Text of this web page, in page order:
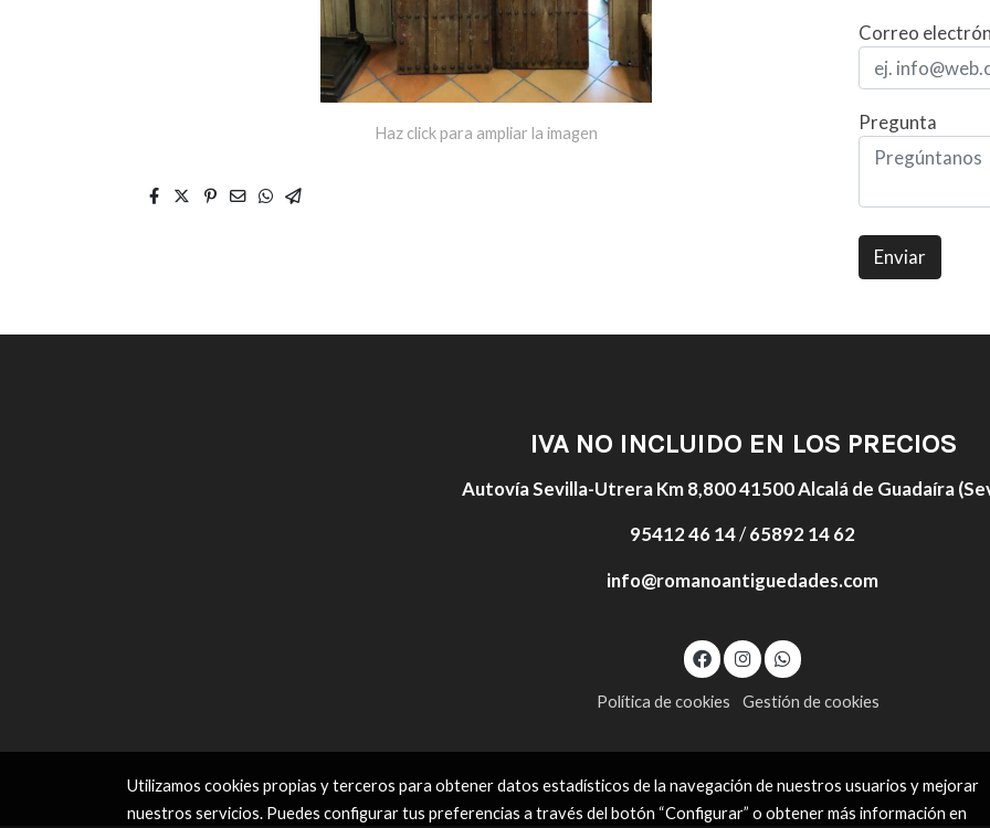
Haz click para ampliar la imagen
Correo
Pregunta
Enviar
IVA NO INCLUIDO EN LOS PRECIOS
Autovía Sevilla-Utrera Km 8,800 41500 Alcalá de Guadaíra
95412 46 14/65892 14 62
info@romanoantiguedades.com
Política de cookies Gestión de cookies
Utilizamos cookies propias y terceros para obtener datos estadísticos de la navegación de nuestros usuarios y mejorar
nuestros servicios. Puedes configurar tus preferencias a través del botón “Configurar” o obtener más información en